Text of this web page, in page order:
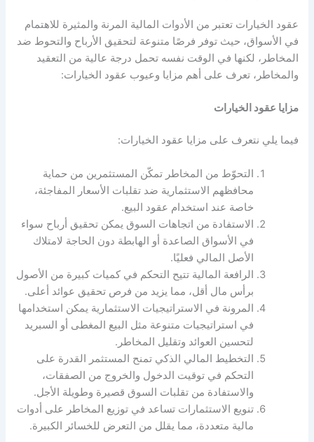
عقود الخيارات تعتبر من الأدوات المالية المرنة والمثيرة للاهتمام
في الأسواق، حيث توفر فرصًا متنوعة لتحقيق الأرباح والتحوط ضد
المخاطر، لكنها في الوقت نفسه تحمل درجة عالية من التعقيد
والمخاطر، تعرف على أهم مزايا وعيوب عقود الخيارات:
مزايا عقود الخيارات
فيما يلي نتعرف على مزايا عقود الخيارات:
التحوّط من المخاطر تمكّن المستثمرين من حماية
محافظهم الاستثمارية ضد تقلبات الأسعار المفاجئة،
خاصة عند استخدام عقود البيع.
الاستفادة من اتجاهات السوق يمكن تحقيق أرباح سواء
في الأسواق الصاعدة أو الهابطة دون الحاجة لامتلاك
الأصل المالي فعليًا.
الرافعة المالية تتيح التحكم في كميات كبيرة من الأصول
برأس مال أقل، مما يزيد من فرص تحقيق عوائد أعلى.
المرونة في الاستراتيجيات الاستثمارية يمكن استخدامها
في استراتيجيات متنوعة مثل البيع المغطى أو السبريد
لتحسين العوائد وتقليل المخاطر.
التخطيط المالي الذكي تمنح المستثمر القدرة على
التحكم في توقيت الدخول والخروج من الصفقات،
والاستفادة من تقلبات السوق قصيرة وطويلة الأجل.
تنويع الاستثمارات تساعد في توزيع المخاطر على أدوات
مالية متعددة، مما يقلل من التعرض للخسائر الكبيرة.